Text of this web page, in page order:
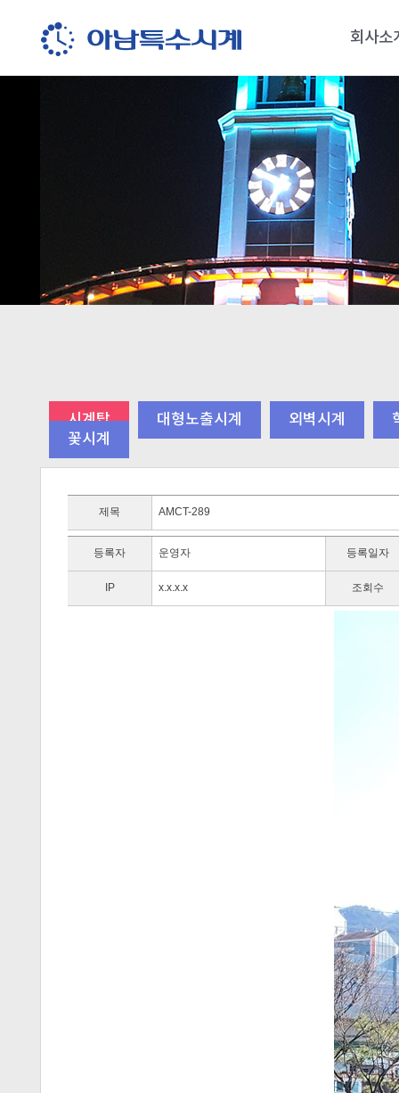
회사소
오시는
시계탑 대형노출시계 외벽시계
꽃시계
제목 AMCT-289
등록자 운영자 등록일자
IP x.x.x.x 조회수